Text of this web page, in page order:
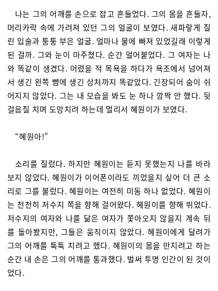
나는 그의 어깨를 손으로 잡고 흔들었다. 그의 몸을 흔들자,
머리카락 속에 가려져 있던 그의 얼굴이 보였다. 새파랗게 질
린 입술과 퉁퉁 부은 얼굴. 얼마나 물에 빠져 있었길래 이렇게
된 걸까. 그와 눈이 마주쳤다. 순간 얼어붙었다. 그 여자는 나
와 똑같이 생겼다. 어렸을 적 목욕을 하다가 욕조에서 넘어져
서 생긴 왼쪽 뺨에 생긴 상처까지 똑같았다. 긴장되어 숨이 쉬
어지지 않았다. 그는 내 모습을 봐도 눈 하나 깜짝 안 했다. 뒷
걸음질 치며 도망치려 하는데 멀리서 혜원이가 보였다.
“혜원아!”
소리를 질렀다. 하지만 혜원이는 듣지 못했는지 나를 바라
보지 않았다. 혜원이가 이어폰이라도 끼었을지 싶어 더 큰 소
리로 그를 불렀다. 혜원이는 여전히 미동 하나 없었다. 혜원이
는 천천히 저수지 쪽을 향해 걸어왔다. 혜원이를 향해 뛰었다.
저수지의 여자와 나를 닮은 여자가 쫓아오지 않을지 계속 뒤
를 돌아봤지만, 그들은 움직이지 않았다. 혜원이에게 달려가
그의 어깨를 툭툭 치려고 했다. 혜원이의 몸을 만지려고 하는
순간 내 손은 그의 어깨를 통과했다. 벌써 투명 인간이 된 것이
었다.